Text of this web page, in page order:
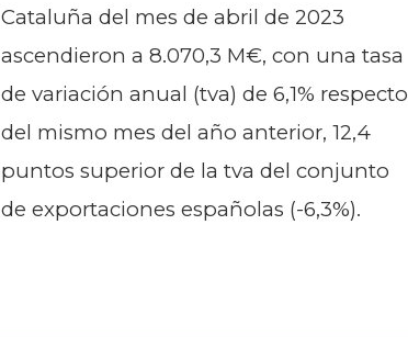
Cataluña del mes de abril de 2023
ascendieron a 8.070,3 M€, con una tasa
de variación anual (tva) de 6,1% respecto
del mismo mes del año anterior, 12,4
puntos superior de la tva del conjunto
de exportaciones españolas (-6,3%).